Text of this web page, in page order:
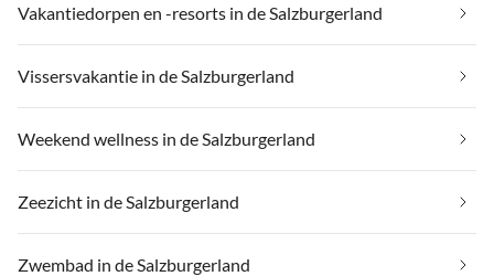
Vakantiedorpen en -resorts in de Salzburgerland
Vissersvakantie in de Salzburgerland
Weekend wellness in de Salzburgerland
Zeezicht in de Salzburgerland
Zwembad in de Salzburgerland